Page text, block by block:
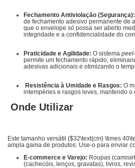
Fechamento Antiviolação (Segurança):
de fechamento adesivo permanente de
que o envelope só possa ser aberto
integridade e a confidencialidade do
Praticidade e Agilidade: O sistema
permite um fechamento rápido,
adesivas adicionais e otimizando o
Resistência à Umidade e Rasgos: O
intempéries e rasgos leves, mantendo o
Onde Utilizar
Este tamanho versátil ($32\text{cm} \times
ampla gama de produtos. Use-o para enviar
E-commerce e Varejo: Roupas
(cachecóis, lenços, gravatas), livros,